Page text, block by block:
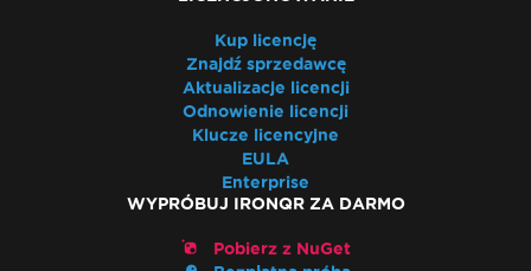
Kup licencję
Znajdź sprzedawcę
Aktualizacje licencji
Odnowienie licencji
Klucze licencyjne
EULA
Enterprise
WYPRÓBUJ IRONQR ZA DARMO
Pobierz z NuGet